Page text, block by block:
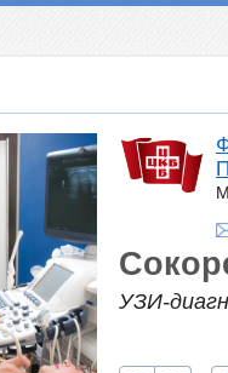
УЗИ-